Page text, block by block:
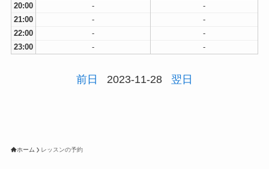
20:00
-
-
21:00
-
-
22:00
-
-
23:00
- -
前日 2023-11-28 翌日
ホーム レッスンの予約